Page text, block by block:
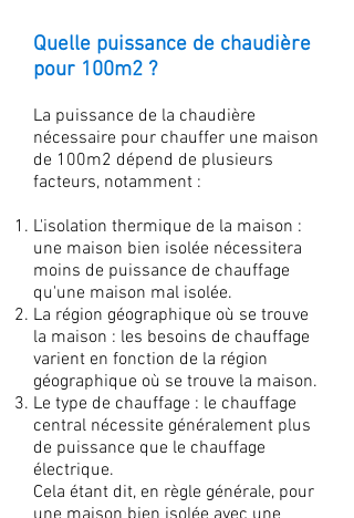
Quelle puissance de chaudière
pour 100m2 ?
La puissance de la chaudière
nécessaire pour chauffer une maison
de 100m2 dépend de plusieurs
facteurs, notamment :
L'isolation thermique de la maison :
une maison bien isolée nécessitera
moins de puissance de chauffage
qu'une maison mal isolée.
La région géographique où se trouve
la maison : les besoins de chauffage
varient en fonction de la région
géographique où se trouve la maison.
Le type de chauffage : le chauffage
central nécessite généralement plus
de puissance que le chauffage
électrique.
Cela étant dit, en règle générale, pour